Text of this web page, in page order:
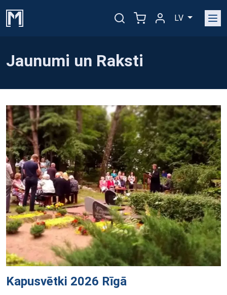
LV
Jaunumi un Raksti
Kapusvētki 2026 Rīgā